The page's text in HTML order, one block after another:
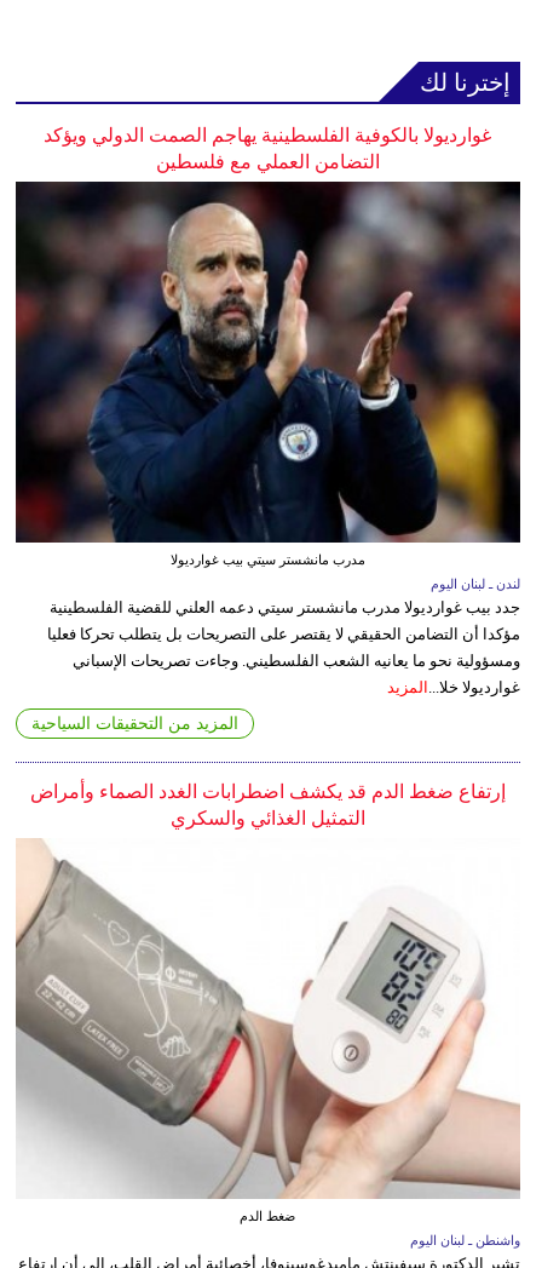
إخترنا لك
غوارديولا بالكوفية الفلسطينية يهاجم الصمت الدولي ويؤكد
التضامن العملي مع فلسطين
مدرب مانشستر سيتي بيب غوارديولا
لندن ـ لبنان اليوم
جدد بيب غوارديولا مدرب مانشستر سيتي دعمه العلني للقضية الفلسطينية
مؤكدا أن التضامن الحقيقي لا يقتصر على التصريحات بل يتطلب تحركا فعليا
ومسؤولية نحو ما يعانيه الشعب الفلسطيني. وجاءت تصريحات الإسباني
غوارديولا خلا... المزيد
المزيد من التحقيقات السياحية
إرتفاع ضغط الدم قد يكشف اضطرابات الغدد الصماء وأمراض
التمثيل الغذائي والسكري
ضغط الدم
واشنطن ـ لبنان اليوم
تشير الدكتورة سيفينتش ماميدغوسينوفا، أخصائية أمراض القلب، إلى أن ارتفاع